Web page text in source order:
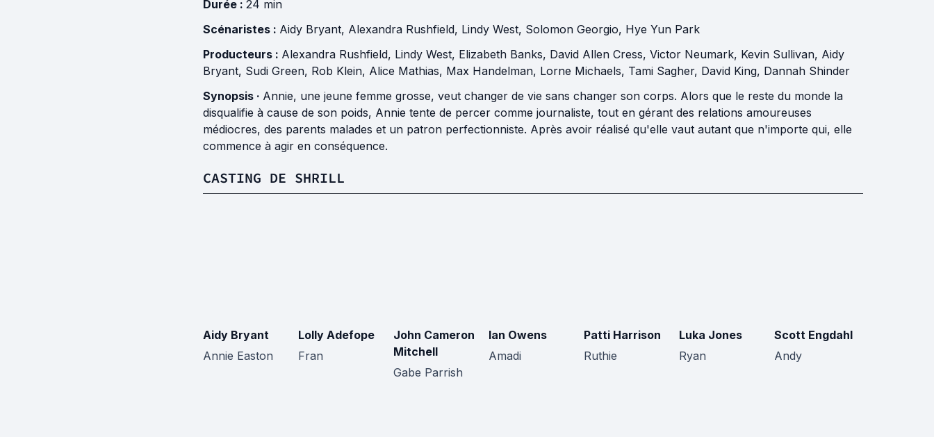
Durée : 24 min
Scénaristes : Aidy Bryant, Alexandra Rushfield, Lindy West, Solomon Georgio, Hye Yun Park
Producteurs : Alexandra Rushfield, Lindy West, Elizabeth Banks, David Allen Cress, Victor Neumark, Kevin Sullivan, Aidy
Bryant, Sudi Green, Rob Klein, Alice Mathias, Max Handelman, Lorne Michaels, Tami Sagher, David King, Dannah Shinder
Synopsis · Annie, une jeune femme grosse, veut changer de vie sans changer son corps. Alors que le reste du monde la
disqualifie à cause de son poids, Annie tente de percer comme journaliste, tout en gérant des relations amoureuses
médiocres, des parents malades et un patron perfectionniste. Après avoir réalisé qu'elle vaut autant que n'importe qui, elle
commence à agir en conséquence.
CASTING DE SHRILL
Aidy Bryant
Annie Easton
Lolly Adefope
Fran
John Cameron
Mitchell
Gabe Parrish
Ian Owens
Amadi
Patti Harrison
Ruthie
Luka Jones
Ryan
Scott Engdahl
Andy